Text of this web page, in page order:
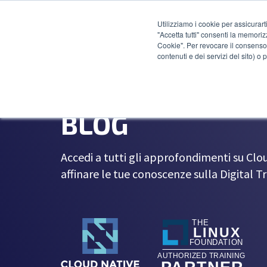
Utilizziamo i cookie per
"Accetta tutti" consenti la
Cookie". Per revocare il
contenuti e dei servizi del sito) o
BLOG
Accedi a tutti gli approfondimenti su
affinare le tue conoscenze sulla Digital